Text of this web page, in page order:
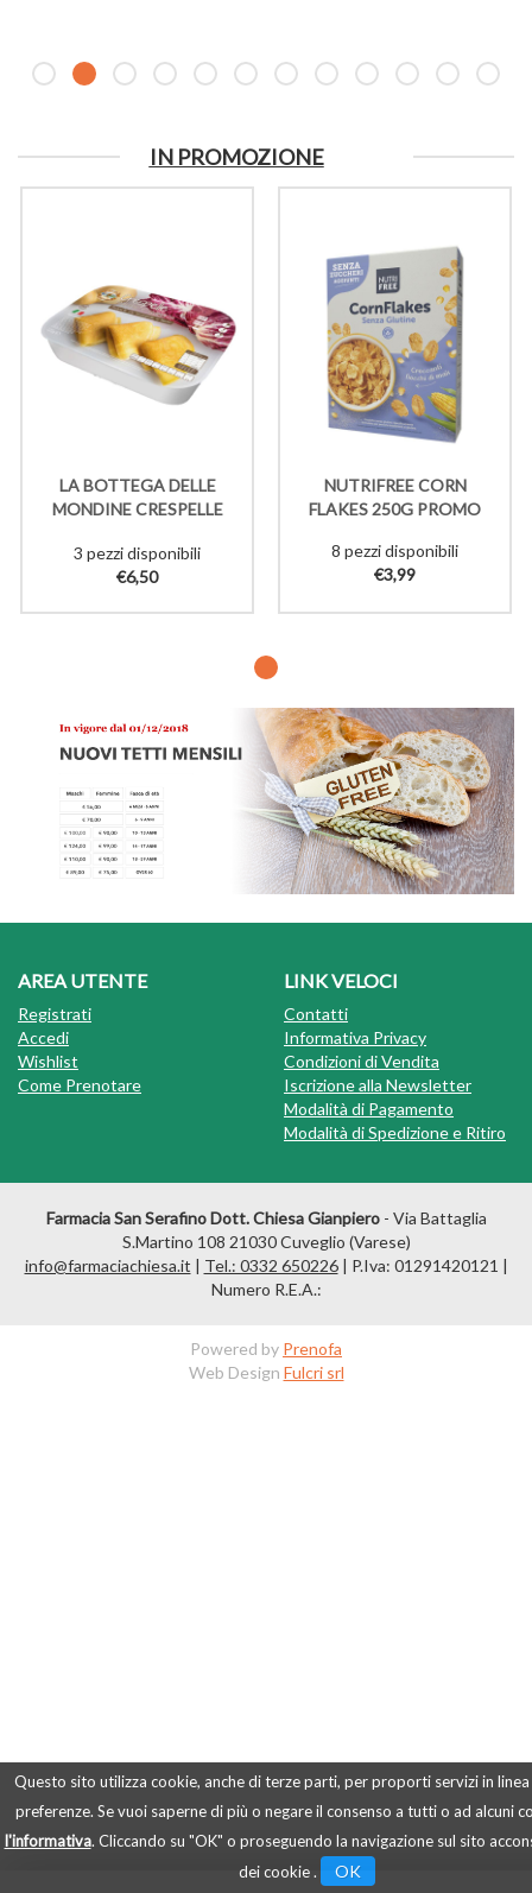
Questo sito utilizza cookie, anche di terze parti, per proporti servizi in linea
preferenze. Se vuoi saperne di più o negare il consenso a tutti o ad alcuni
l'informativa. Cliccando su "OK" o proseguendo la navigazione sul sito
dei cookie .
OK
IN PROMOZIONE
LA BOTTEGA DELLE
MONDINE CRESPELLE
SURG 220G
3 pezzi disponibili
€6,50
NUTRIFREE CORN
FLAKES 250G PROMO
8 pezzi disponibili
€3,99
AREA UTENTE
Registrati
Accedi
Wishlist
Come Prenotare
LINK VELOCI
Contatti
Informativa Privacy
Condizioni di Vendita
Iscrizione alla Newsletter
Modalità di Pagamento
Modalità di Spedizione e Ritiro
Farmacia San Serafino Dott. Chiesa Gianpiero - Via Battaglia
S.Martino 108 21030 Cuveglio (Varese)
info@farmaciachiesa.it | Tel.: 0332 650226| P.Iva: 01291420121 |
Numero R.E.A.:
Powered by Prenofa
Web Design Fulcri srl